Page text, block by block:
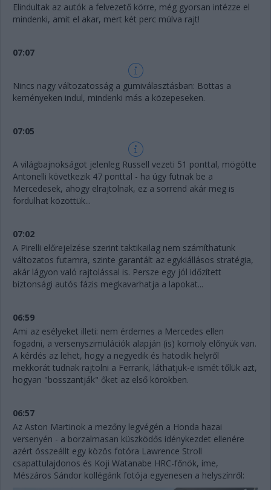
Elindultak az autók a felvezető körre, még gyorsan intézze el
mindenki, amit el akar, mert két perc múlva rajt!
07:07
Nincs nagy változatosság a gumiválasztásban: Bottas a
keményeken indul, mindenki más a közepeseken.
07:05
A világbajnokságot jelenleg Russell vezeti 51 ponttal, mögötte
Antonelli következik 47 ponttal - ha úgy futnak be a
Mercedesek, ahogy elrajtolnak, ez a sorrend akár meg is
fordulhat közöttük...
07:02
A Pirelli előrejelzése szerint taktikailag nem számíthatunk
változatos futamra, szinte garantált az egykiállásos stratégia,
akár lágyon való rajtolással is. Persze egy jól időzített
biztonsági autós fázis megkavarhatja a lapokat...
06:59
Ami az esélyeket illeti: nem érdemes a Mercedes ellen
fogadni, a versenyszimulációk alapján (is) komoly előnyük van.
A kérdés az lehet, hogy a negyedik és hatodik helyről
mekkorát tudnak rajtolni a Ferrarik, láthatjuk-e ismét tőlük azt,
hogyan "bosszantják" őket az első körökben.
06:57
Az Aston Martinok a mezőny legvégén a Honda hazai
versenyén - a borzalmasan küszködős idénykezdet ellenére
azért összeállt egy közös fotóra Lawrence Stroll
csapattulajdonos és Koji Watanabe HRC-főnök, íme,
Mészáros Sándor kollégánk fotója egyenesen a helyszínről: